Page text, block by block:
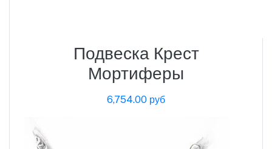
Подвеска Крест
Мортиферы
6,754.00 руб